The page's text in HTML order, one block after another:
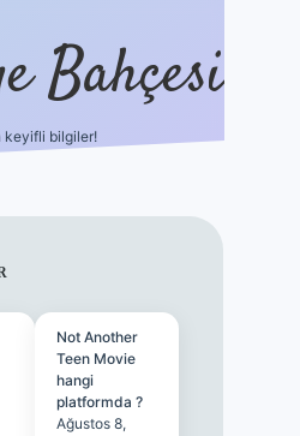
Bahçesi
keyifli bilgiler!
Not Another
Teen Movie
hangi
platformda ?
Ağustos 8,
ilbet mobil